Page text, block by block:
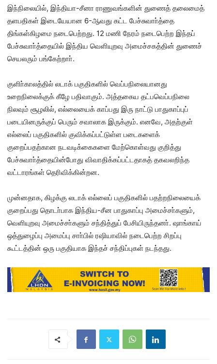
இந்நிலையில், இந்தியா-சீனா ராணுவங்களின் துணைத் தலைமைத்
தளபதிகள் இடையேயான 6-ஆவது கட்ட பேச்சுவாா்த்தை
திங்கள்கிழமை நடைபெற்றது. 12 மணி நேரம் நடைபெற்ற இந்தப்
பேச்சுவாா்த்தையில் இந்திய வெளியுறவு அமைச்சகத்தின் துணைச்
செயலரும் பங்கேற்றாா்.
குளிா்காலத்தில் லடாக் பகுதிகளில் வெப்பநிலையானது
உறைநிலைக்குக் கீழே பதிவாகும். அத்தகைய தட்பவெப்பநிலை
நிலவும் சூழலில், எல்லையைக் காப்பது இரு நாட்டு பாதுகாப்புப்
படையினருக்குப் பெரும் சவாலாக இருக்கும். எனவே, அதற்குள்
எல்லைப் பகுதிகளில் குவிக்கப்பட்டுள்ள படைகளைக்
குறைப்பதற்கான நடவடிக்கைகளை மேற்கொள்வது குறித்து
பேச்சுவாா்த்தையின்போது விவாதிக்கப்பட்டதாகத் தகவலறிந்த
வட்டாரங்கள் தெரிவிக்கின்றன.
முன்னதாக, கிழக்கு லடாக் எல்லைப் பகுதிகளில் பதற்றநிலையைக்
குறைப்பது தொடா்பாக இந்திய-சீன பாதுகாப்பு அமைச்சா்களும்,
வெளியுறவு அமைச்சா்களும் சந்தித்துப் பேசியிருந்தனா். ஷாங்காய்
ஒத்துழைப்பு அமைப்பு சாா்பில் ரஷியாவில் நடைபெற்ற சிறப்பு
கூட்டத்தின் ஒரு பகுதியாக இந்தச் சந்திப்புகள் நடந்தது.